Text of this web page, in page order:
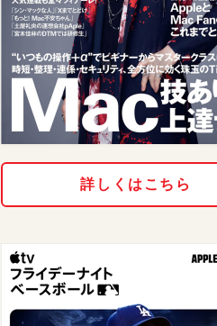
詳しくはこちら